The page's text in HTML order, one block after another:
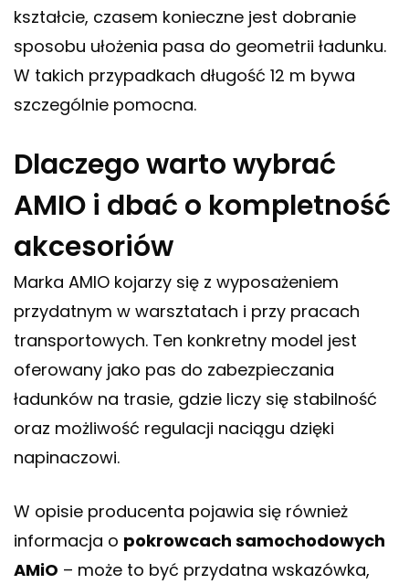
kształcie, czasem konieczne jest dobranie
sposobu ułożenia pasa do geometrii ładunku.
W takich przypadkach długość 12 m bywa
szczególnie pomocna.
Dlaczego warto wybrać
AMIO i dbać o kompletność
akcesoriów
Marka AMIO kojarzy się z wyposażeniem
przydatnym w warsztatach i przy pracach
transportowych. Ten konkretny model jest
oferowany jako pas do zabezpieczania
ładunków na trasie, gdzie liczy się stabilność
oraz możliwość regulacji naciągu dzięki
napinaczowi.
W opisie producenta pojawia się również
informacja o pokrowcach samochodowych
AMiO – może to być przydatna wskazówka,